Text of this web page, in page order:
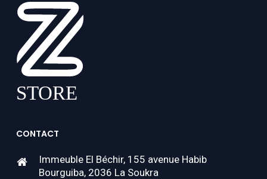
CONTACT
Immeuble El Béchir, 155 avenue Habib
Bourguiba, 2036 La Soukra